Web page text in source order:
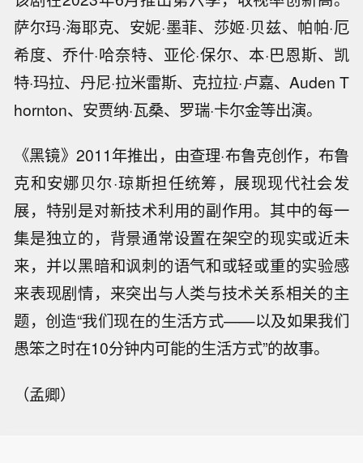
萨尔玛·海耶克、安妮·墨菲、莎姬·贝兹、帕帕·厄
希度、乔什·哈奈特、亚伦·保尔、本·巴恩斯、凯
特·玛拉、丹尼·拉米雷斯、克拉拉·卢嘉、Auden T
hornton、安贾纳·瓦桑、罗瑞·卡尔金等出演。
《黑镜》 2011年推出，由查理·布鲁克创作， 布鲁
克和安娜贝尔·琼斯担任统筹， 展现现代社会发
展，特别是对新技术利用的副作用。其中的每一
集是独立的，背景通常设置在架空的现实或近未
来，并以黑暗和讽刺的语气和或轻或重的实验感
来表现剧情，来突出与人类与技术关系相关的主
题，创造“我们现在的生活方式——以及如果我们
愚笨之时在10分钟内可能的生活方式”的故事。
（孟卿）